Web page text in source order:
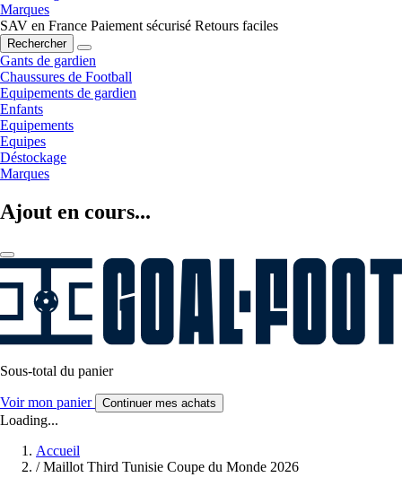
Marques
SAV en France Paiement sécurisé Retours faciles
Rechercher
Gants de gardien
Chaussures de Football
Equipements de gardien
Enfants
Equipements
Equipes
Déstockage
Marques
Ajout en cours...
Sous-total du panier
Voir mon panier Continuer mes achats
Loading...
Accueil
/ Maillot Third Tunisie Coupe du Monde 2026